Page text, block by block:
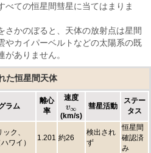
べての恒星間彗星に当てはまりま
さかのぼると、天体の放射点は星間
やカイパーベルトなどの太陽系の既
ありません。
た恒星間天体
ラム
離心
率
速度
v∞
v∞
(km/s)
彗星活動
ステー
タス
ク、
ワイ）
1.201 約26
検出され
ず
恒星間
確認済
み